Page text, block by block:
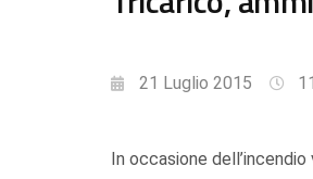
21 Luglio 2015
In occasione